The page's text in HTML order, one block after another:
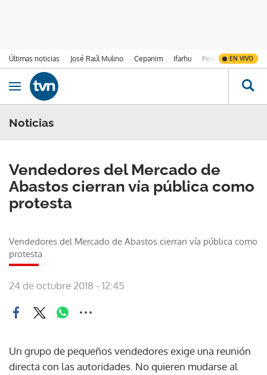
Últimas noticias José Raúl Mulino Cepanim Ifarhu Fenómeno de El
EN VIVO
Ir al contenido
Obrir navegació
Noticias
Vendedores del Mercado de
Abastos cierran vía pública como
protesta
Vendedores del Mercado de Abastos cierran vía pública como
protesta
24 de octubre 2018 - 12:45
Un grupo de pequeños vendedores exige una reunión
directa con las autoridades. No quieren mudarse al